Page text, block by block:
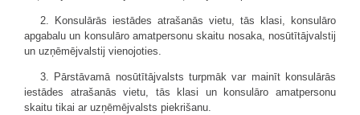
2. Konsulārās iestādes atrašanās vietu, tās klasi, konsulāro
apgabalu un konsulāro amatpersonu skaitu nosaka, nosūtītājvalstij
un uzņēmējvalstij vienojoties.
3. Pārstāvamā nosūtītājvalsts turpmāk var mainīt konsulārās
iestādes atrašanās vietu, tās klasi un konsulāro amatpersonu
skaitu tikai ar uzņēmējvalsts piekrišanu.